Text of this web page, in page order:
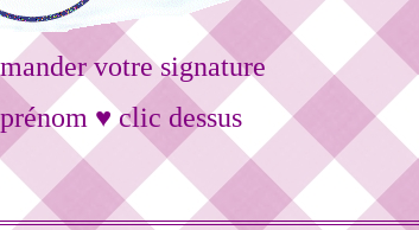
votre signature
♥ clic dessus